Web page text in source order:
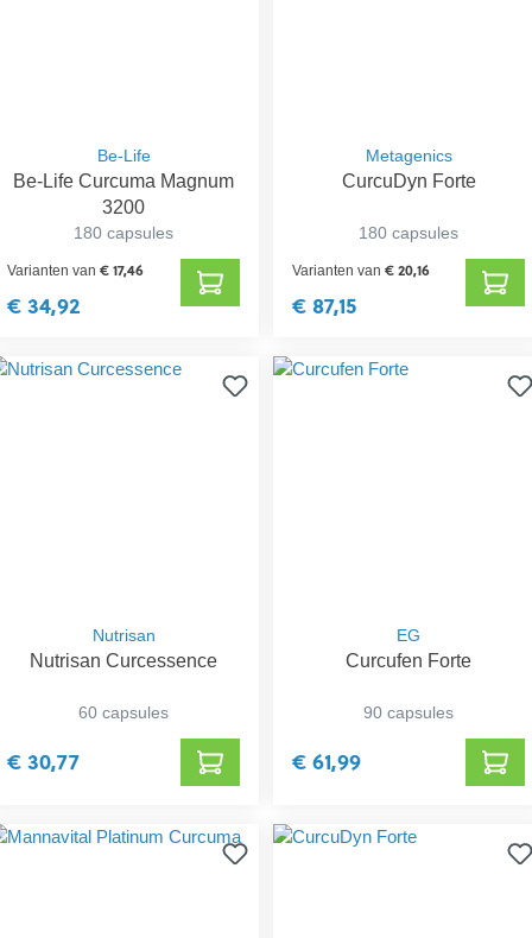
Be-Life
Be-Life Curcuma Magnum
3200
180 capsules
Varianten van€ 17,46
€ 34,92
Metagenics
CurcuDyn Forte
180 capsules
Varianten van€ 20,16
€ 87,15
Nutrisan
Nutrisan Curcessence
60 capsules
€ 30,77
EG
Curcufen Forte
90 capsules
€ 61,99